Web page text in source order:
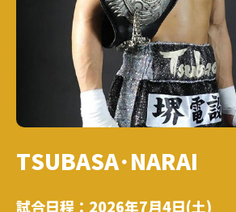
TSUBASA･NARAI
試合日程： 2026年7月4日(土)